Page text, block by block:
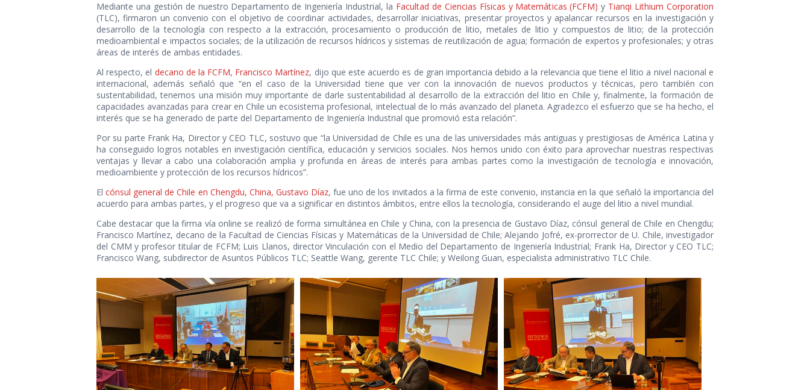
Mediante una gestión de nuestro Departamento de Ingeniería Industrial, la Facultad de Ciencias Físicas y Matemáticas (FCFM) y Tianqi Lithium Corporation
(TLC), firmaron un convenio con el objetivo de coordinar actividades, desarrollar iniciativas, presentar proyectos y apalancar recursos en la investigación y
desarrollo de la tecnología con respecto a la extracción, procesamiento o producción de litio, metales de litio y compuestos de litio; de la protección
medioambiental e impactos sociales; de la utilización de recursos hídricos y sistemas de reutilización de agua; formación de expertos y profesionales; y otras
áreas de interés de ambas entidades.
Al respecto, el decano de la FCFM, Francisco Martínez, dijo que este acuerdo es de gran importancia debido a la relevancia que tiene el litio a nivel nacional e
internacional, además señaló que “en el caso de la Universidad tiene que ver con la innovación de nuevos productos y técnicas, pero también con
sustentabilidad, tenemos una misión muy importante de darle sustentabilidad al desarrollo de la extracción del litio en Chile y, finalmente, la formación de
capacidades avanzadas para crear en Chile un ecosistema profesional, intelectual de lo más avanzado del planeta. Agradezco el esfuerzo que se ha hecho, el
interés que se ha generado de parte del Departamento de Ingeniería Industrial que promovió esta relación”.
Por su parte Frank Ha, Director y CEO TLC, sostuvo que “la Universidad de Chile es una de las universidades más antiguas y prestigiosas de América Latina y
ha conseguido logros notables en investigación científica, educación y servicios sociales. Nos hemos unido con éxito para aprovechar nuestras respectivas
ventajas y llevar a cabo una colaboración amplia y profunda en áreas de interés para ambas partes como la investigación de tecnología e innovación,
medioambiente y protección de los recursos hídricos”.
Elcónsul general de Chile en Chengdu, China, Gustavo Díaz, fue uno de los invitados a la firma de este convenio, instancia en la que señaló la importancia del
acuerdo para ambas partes, y el progreso que va a significar en distintos ámbitos, entre ellos la tecnología, considerando el auge del litio a nivel mundial.
Cabe destacar que la firma vía online se realizó de forma simultánea en Chile y China, con la presencia de Gustavo Díaz, cónsul general de Chile en Chengdu;
Francisco Martínez, decano de la Facultad de Ciencias Físicas y Matemáticas de la Universidad de Chile; Alejando Jofré, ex-prorrector de U. Chile, investigador
del CMM y profesor titular de FCFM; Luis Llanos, director Vinculación con el Medio del Departamento de Ingeniería Industrial; Frank Ha, Director y CEO TLC;
Francisco Wang, subdirector de Asuntos Públicos TLC; Seattle Wang, gerente TLC Chile; y Weilong Guan, especialista administrativo TLC Chile.